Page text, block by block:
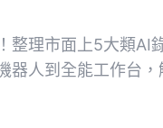
整理市面上5大類AI
器人到全能工作台，